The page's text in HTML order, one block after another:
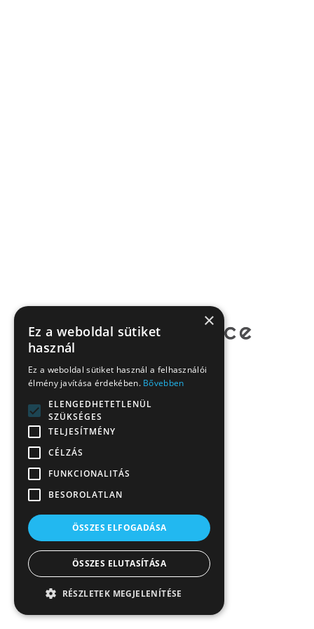
×
Ez a weboldal sütiket
használ
Ez a weboldal sütiket használ a felhasználói
élmény javítása érdekében. Bővebben
ELENGEDHETETLENÜL
SZÜKSÉGES
TELJESÍTMÉNY
CÉLZÁS
FUNKCIONALITÁS
BESOROLATLAN
ÖSSZES ELFOGADÁSA
ÖSSZES ELUTASÍTÁSA
RÉSZLETEK MEGJELENÍTÉSE